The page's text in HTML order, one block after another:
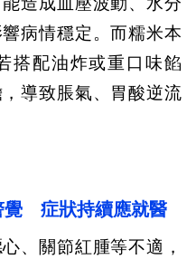
病情穩定。而糯米本
搭配油炸或重口味餡
導致脹氣、胃酸逆流
覺 症狀持續應就醫
、關節紅腫等不適，